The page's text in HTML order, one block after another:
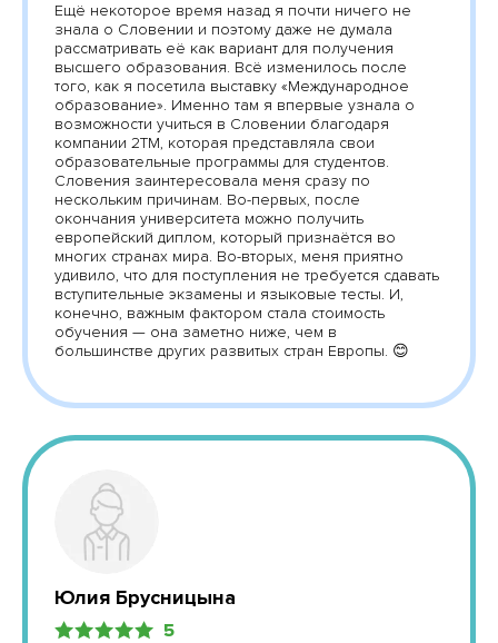
Ещё некоторое время назад я почти ничего не
знала о Словении и поэтому даже не думала
рассматривать её как вариант для получения
высшего образования. Всё изменилось после
того, как я посетила выставку «Международное
образование». Именно там я впервые узнала о
возможности учиться в Словении благодаря
компании 2TM, которая представляла свои
образовательные программы для студентов.
Словения заинтересовала меня сразу по
нескольким причинам. Во-первых, после
окончания университета можно получить
европейский диплом, который признаётся во
многих странах мира. Во-вторых, меня приятно
удивило, что для поступления не требуется сдавать
вступительные экзамены и языковые тесты. И,
конечно, важным фактором стала стоимость
обучения — она заметно ниже, чем в
большинстве других развитых стран Европы. 😊
Юлия Брусницына
5